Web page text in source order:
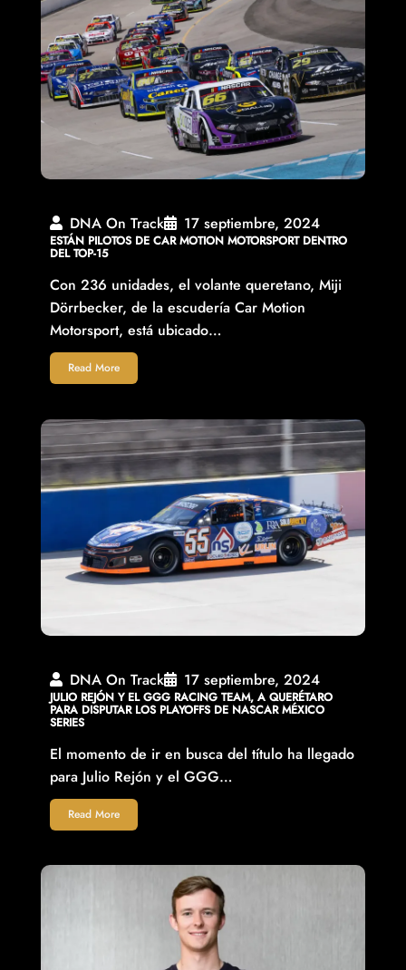
DNA On Track 17 septiembre, 2024
ESTÁN PILOTOS DE CAR MOTION MOTORSPORT DENTRO
DEL TOP-15
Con 236 unidades, el volante queretano, Miji
Dörrbecker, de la escudería Car Motion
Motorsport, está ubicado…
Read More
DNA On Track 17 septiembre, 2024
JULIO REJÓN Y EL GGG RACING TEAM, A QUERÉTARO
PARA DISPUTAR LOS PLAYOFFS DE NASCAR MÉXICO
SERIES
El momento de ir en busca del título ha llegado
para Julio Rejón y el GGG…
Read More